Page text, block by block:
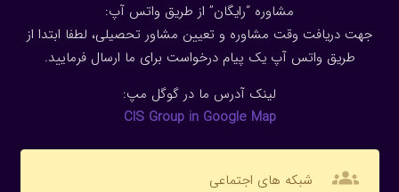
مشاوره “رایگان” از طریق واتس آپ:
جهت دریافت وقت مشاوره و تعیین مشاور تحصیلی، لطفا ابتدا از
طریق واتس آپ یک پیام درخواست برای ما ارسال فرمایید.
لینک آدرس ما در گوگل مپ:
CIS Group in Google Map
groups شبکه های اجتماعی